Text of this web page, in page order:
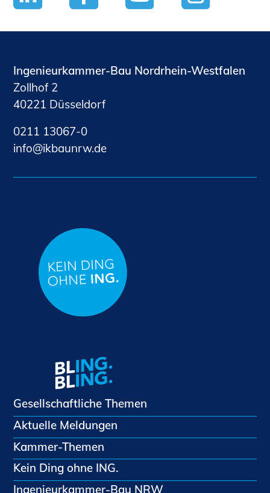
Ingenieurkammer-Bau Nordrhein-Westfalen
Zollhof 2
40221 Düsseldorf
0211 13067-0
nf
kb nrwd
Gesellschaftliche Themen
Aktuelle Meldungen
Kammer-Themen
Kein Ding ohne ING.
Ingenieurkammer-Bau NRW